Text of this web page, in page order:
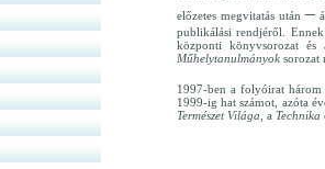
előzetes megvitatás után –
publikálási rendjéről.
központi könyvsorozat és
Műhelytanulmányok sorozat
1997-ben a folyóirat három
1999-ig hat számot, azóta
Természet Világa, a Technika